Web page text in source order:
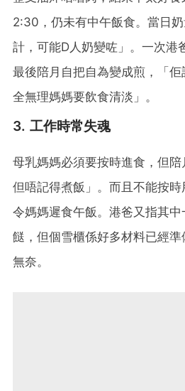
2:30，仍未有中午飯食。當日
計，可能D人奶變咗」。一次港
最後陪月自把自為變成煎，「
全無理媽媽要飲食清淡」。
3. 工作時常失魂
母乳媽媽必須要按時進食，但陪
但唔記得煮飯」。而且不能按
令媽媽遲食午飯。港爸又指其
餸，但個雪櫃係好多材料已經
無奈。